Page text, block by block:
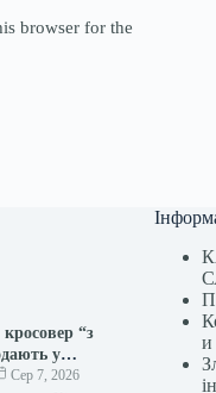
browser for the
“з
у
Сер 7, 2026
и